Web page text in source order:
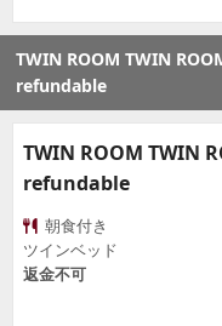
TWIN ROOM TWIN
refundable
TWIN ROOM TWIN
refundable
朝食付き
ツインベッド
返金不可